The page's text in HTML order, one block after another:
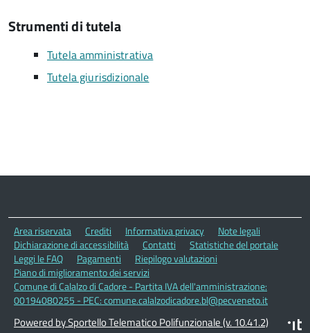
Strumenti di tutela
Tutela amministrativa
Tutela giurisdizionale
Area riservata Crediti Informativa privacy
Note legali
Dichiarazione di accessibilità
Contatti
Statistiche del portale
Leggi le FAQ
Pagamenti
Riepilogo valutazioni
Piano di miglioramento dei servizi
Comune di Calalzo di Cadore - Partita IVA dell'amministrazione:
00194080255 - PEC: comune.calalzodicadore.bl@pecveneto.it
Powered by Sportello Telematico Polifunzionale (v. 10.41.2)